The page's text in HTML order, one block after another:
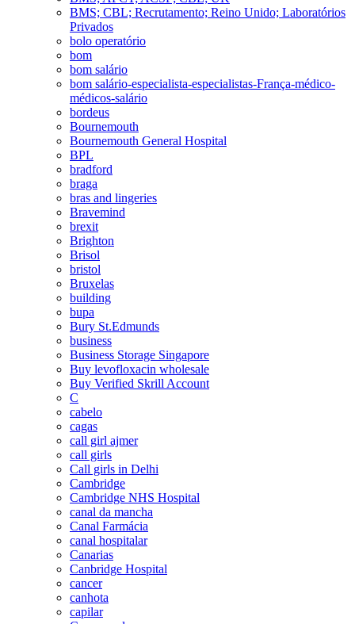
BMS; CBL; Recrutamento; Reino Unido; Laboratórios
Privados
bolo operatório
bom
bom salário
bom salário-especialista-especialistas-França-médico-
médicos-salário
bordeus
Bournemouth
Bournemouth General Hospital
BPL
bradford
braga
bras and lingeries
Bravemind
brexit
Brighton
Brisol
bristol
Bruxelas
building
bupa
Bury St.Edmunds
business
Business Storage Singapore
Buy levofloxacin wholesale
Buy Verified Skrill Account
C
cabelo
cagas
call girl ajmer
call girls
Call girls in Delhi
Cambridge
Cambridge NHS Hospital
canal da mancha
Canal Farmácia
canal hospitalar
Canarias
Canbridge Hospital
cancer
canhota
capilar